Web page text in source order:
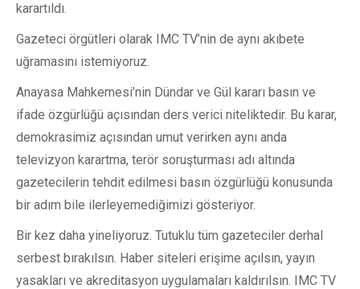
karartıldı.
Gazeteci örgütleri olarak IMC TV’nin de aynı akıbete
uğramasını istemiyoruz.
Anayasa Mahkemesi’nin Dündar ve Gül kararı basın ve
ifade özgürlüğü açısından ders verici niteliktedir. Bu karar,
demokrasimiz açısından umut verirken aynı anda
televizyon karartma, terör soruşturması adı altında
gazetecilerin tehdit edilmesi basın özgürlüğü konusunda
bir adım bile ilerleyemediğimizi gösteriyor.
Bir kez daha yineliyoruz. Tutuklu tüm gazeteciler derhal
serbest bırakılsın. Haber siteleri erişime açılsın, yayın
yasakları ve akreditasyon uygulamaları kaldırılsın. IMC TV